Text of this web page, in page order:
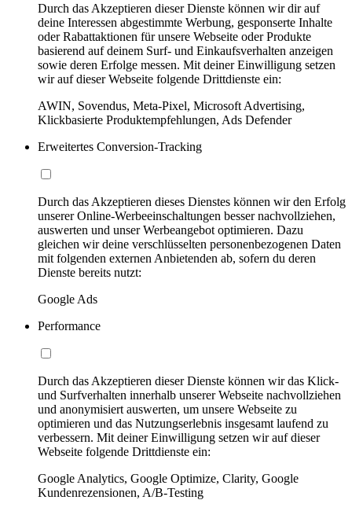
Durch das Akzeptieren dieser Dienste können wir dir auf
deine Interessen abgestimmte Werbung, gesponserte Inhalte
oder Rabattaktionen für unsere Webseite oder Produkte
basierend auf deinem Surf- und Einkaufsverhalten anzeigen
sowie deren Erfolge messen. Mit deiner Einwilligung setzen
wir auf dieser Webseite folgende Drittdienste ein:
AWIN, Sovendus, Meta-Pixel, Microsoft Advertising,
Klickbasierte Produktempfehlungen, Ads Defender
Erweitertes Conversion-Tracking
Durch das Akzeptieren dieses Dienstes können wir den Erfolg
unserer Online-Werbeeinschaltungen besser nachvollziehen,
auswerten und unser Werbeangebot optimieren. Dazu
gleichen wir deine verschlüsselten personenbezogenen Daten
mit folgenden externen Anbietenden ab, sofern du deren
Dienste bereits nutzt:
Google Ads
Performance
Durch das Akzeptieren dieser Dienste können wir das Klick-
und Surfverhalten innerhalb unserer Webseite nachvollziehen
und anonymisiert auswerten, um unsere Webseite zu
optimieren und das Nutzungserlebnis insgesamt laufend zu
verbessern. Mit deiner Einwilligung setzen wir auf dieser
Webseite folgende Drittdienste ein:
Google Analytics, Google Optimize, Clarity, Google
Kundenrezensionen, A/B-Testing